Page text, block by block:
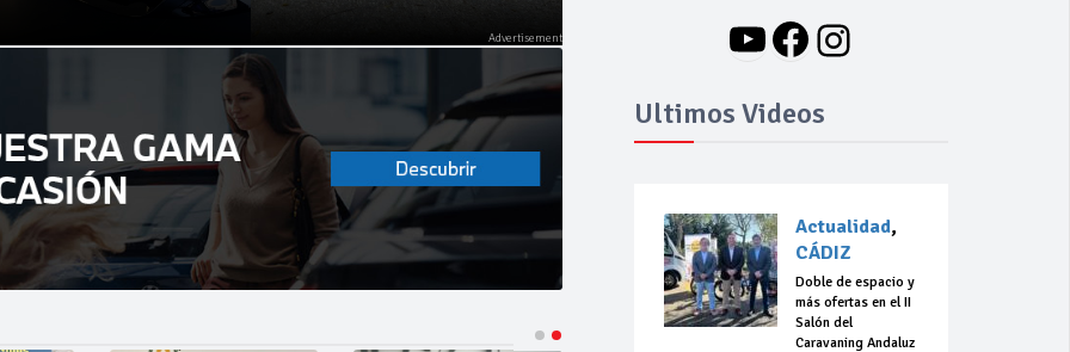
YouTube
Facebook
Instagram
Ultimos Videos
Actualidad,
CÁDIZ
Doble de espacio y
más ofertas en el II
Salón del
Caravaning Andaluz